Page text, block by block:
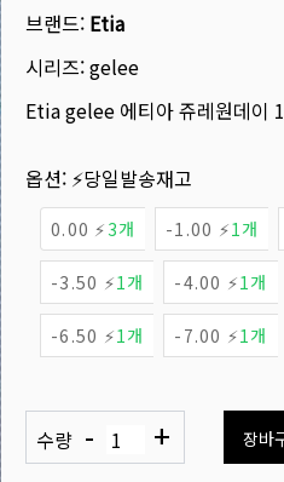
브랜드: Etia
시리즈:gelee
Etia gelee 에티아 쥬레원데이
옵션: ⚡당일발송재고
0.00 ⚡ 3개 -1.00 ⚡1개
-3.50 ⚡1개 -4.00 ⚡1개
-6.50 ⚡1개 -7.00 ⚡1개
수량 - + 장바